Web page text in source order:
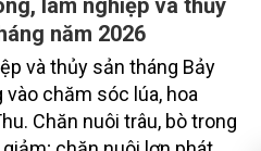
lâm nghiệp và thủy
năm 2026